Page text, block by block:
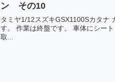
ン その10
タミヤ1/12スズキGSX1100Sカタナ
す。 作業は終盤です。 車体にシート（及びシートカウル）とタンクを
取...